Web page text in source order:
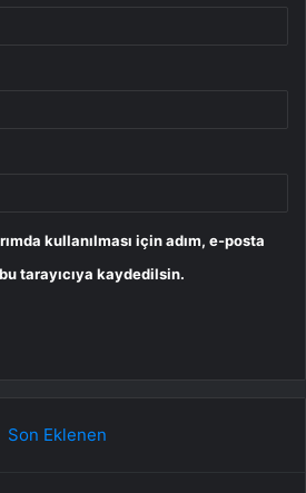
kullanılması için adım, e-posta
tarayıcıya kaydedilsin.
Son Eklenen